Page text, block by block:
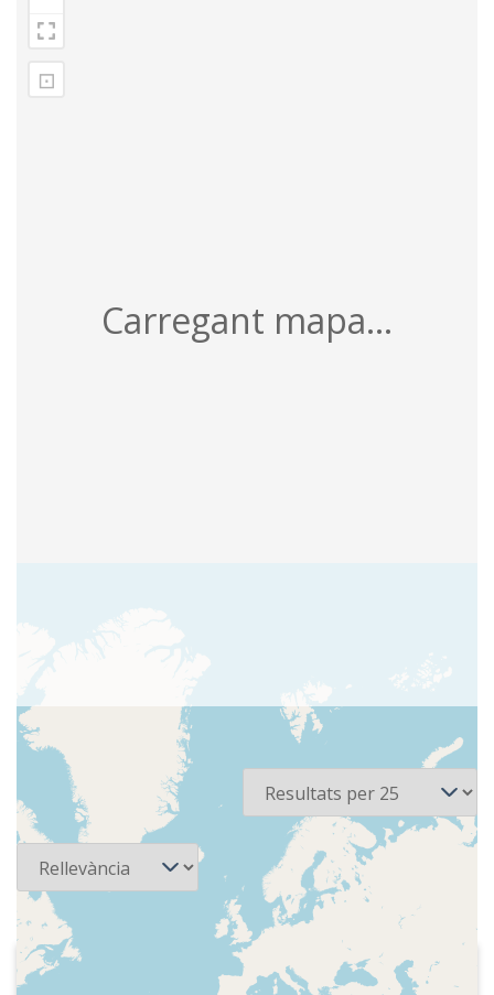
⊡
Carregant mapa...
2 recursos
Ordena